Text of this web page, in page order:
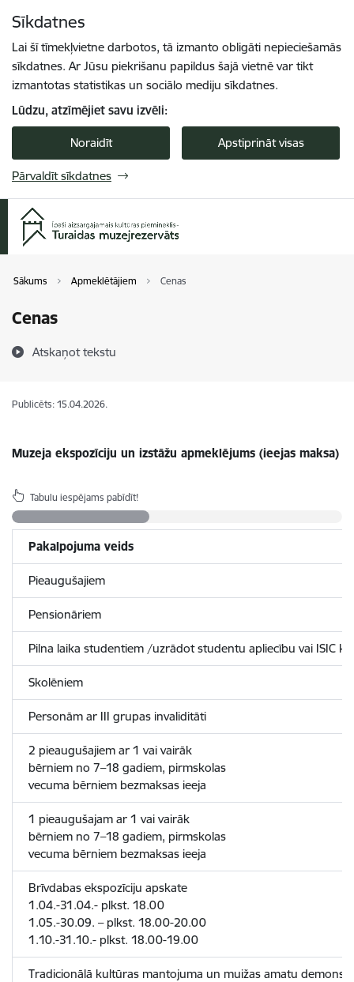
Sīkdatnes
Lai šī tīmekļvietne darbotos, tā izmanto obligāti nepieciešamās
sīkdatnes. Ar Jūsu piekrišanu papildus šajā vietnē var tikt
izmantotas statistikas un sociālo mediju sīkdatnes.
Lūdzu, atzīmējiet savu izvēli:
Noraidīt Apstiprināt visas
Pārvaldīt sīkdatnes
Sākums Apmeklētājiem Cenas
Cenas
Atskaņot tekstu
Publicēts: 15.04.2026.
Muzeja ekspozīciju un izstāžu apmeklējums (ieejas maksa)
Tabulu iespējams pabīdīt!
Pakalpojuma veids
Pieaugušajiem
Pensionāriem
Pilna laika studentiem /uzrādot studentu apliecību vai ISIC
Skolēniem
Personām ar III grupas invaliditāti
2 pieaugušajiem ar 1 vai vairāk
bērniem no 7–18 gadiem, pirmskolas
vecuma bērniem bezmaksas ieeja
1 pieaugušajam ar 1 vai vairāk
bērniem no 7–18 gadiem, pirmskolas
vecuma bērniem bezmaksas ieeja
Brīvdabas ekspozīciju apskate
1.04.-31.04.- plkst. 18.00
1.05.-30.09. – plkst. 18.00-20.00
1.10.-31.10.- plkst. 18.00-19.00
Tradicionālā kultūras mantojuma un muižas amatu